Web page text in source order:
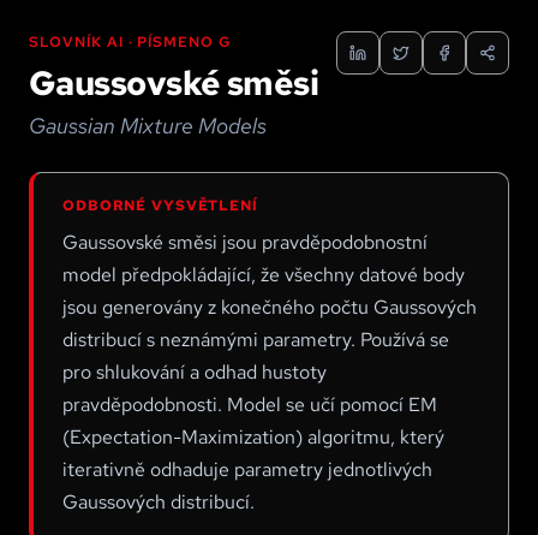
Generování přirozeného jazyka
Natural Language
GPT (Generative Pre-trained Transformer)–GPT
(Generative Pre-trained Transformer)
Gradient
–
Gradient
Gradient Boosting–Gradient Boosting
Gradientní sestup–Gradient Descent
Grafický procesor–GPU (Graphics Processing Unit)
SLOVNÍK AI · PÍSMENOG
Gaussovské směsi
Gaussian Mixture Models
ODBORNÉ VYSVĚTLENÍ
Gaussovské směsi jsou pravděpodobnostní
model předpokládající, že všechny datové body
jsou generovány z konečného počtu Gaussových
distribucí s neznámými parametry. Používá se
pro shlukování a odhad hustoty
pravděpodobnosti. Model se učí pomocí EM
(Expectation-Maximization) algoritmu, který
iterativně odhaduje parametry jednotlivých
Gaussových distribucí.